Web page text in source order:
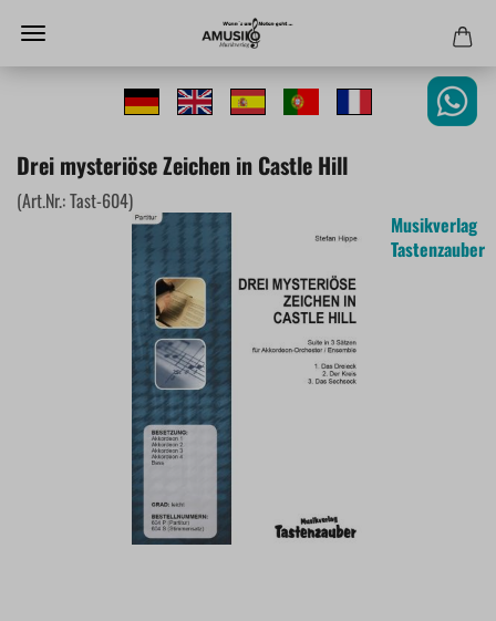
Drei mysteriöse Zeichen in Castle Hill
(Art.Nr.:Tast-604)
Musikverlag
Tastenzauber